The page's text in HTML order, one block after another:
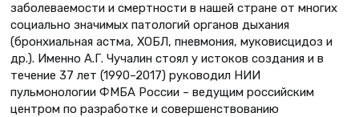
заболеваемости и смертности в нашей стране от многих
социально значимых патологий органов дыхания
(бронхиальная астма, ХОБЛ, пневмония, муковисцидоз и
др.). Именно А.Г. Чучалин стоял у истоков создания и в
течение 37 лет (1990–2017) руководил НИИ
пульмонологии ФМБА России – ведущим российским
центром по разработке и совершенствованию